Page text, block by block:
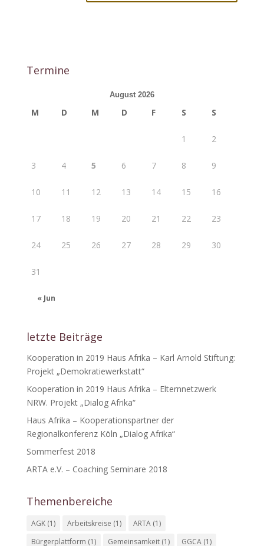
Termine
August 2026
M D M D F S S
« Jun
1 2
3 4 5 6 7 8 9
10 11 12 13 14 15 16
17 18 19 20 21 22 23
24 25 26 27 28 29 30
31
letzte Beiträge
Kooperation in 2019 Haus Afrika – Karl Arnold Stiftung:
Projekt „Demokratiewerkstatt“
Kooperation in 2019 Haus Afrika – Elternnetzwerk
NRW. Projekt „Dialog Afrika“
Haus Afrika – Kooperationspartner der
Regionalkonferenz Köln „Dialog Afrika“
Sommerfest 2018
ARTA e.V. – Coaching Seminare 2018
Themenbereiche
AGK(1) Arbeitskreise (1) ARTA(1)
Bürgerplattform (1) Gemeinsamkeit(1) GGCA(1)